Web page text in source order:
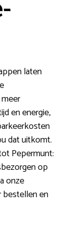
laten
en energie,
dat uitkomt.
Pepermunt:
op
onze
bestellen en